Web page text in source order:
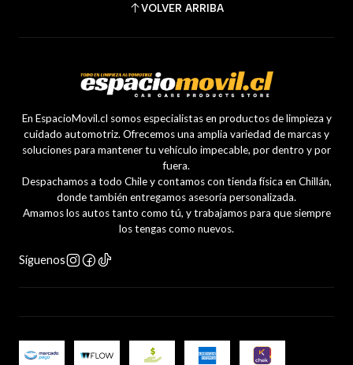
VOLVER ARRIBA
En EspacioMovil.cl somos especialistas en productos de limpieza y
cuidado automotriz. Ofrecemos una amplia variedad de marcas y
soluciones para mantener tu vehículo impecable, por dentro y por
fuera.
Despachamos a todo Chile y contamos con tienda física en Chillán,
donde también entregamos asesoría personalizada.
Amamos los autos tanto como tú, y trabajamos para que siempre
los tengas como nuevos.
Síguenos